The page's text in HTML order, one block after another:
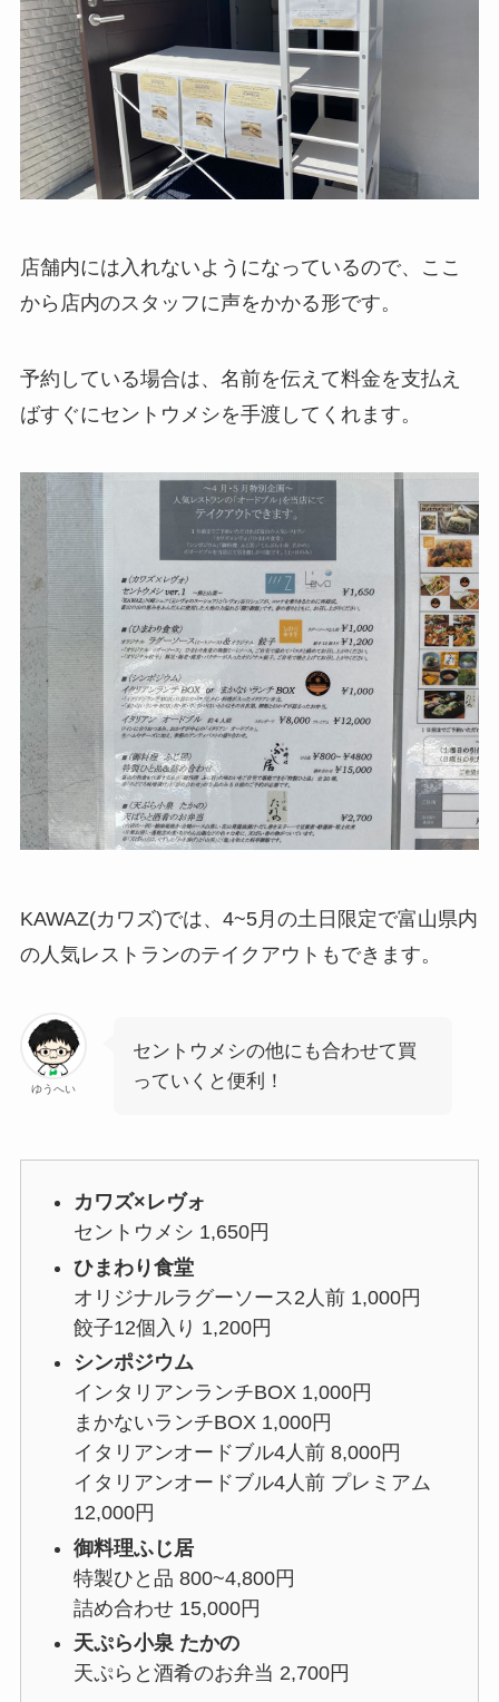
店舗内には入れないようになっているので、ここ
から店内のスタッフに声をかかる形です。
予約している場合は、名前を伝えて料金を支払え
ばすぐにセントウメシを手渡してくれます。
KAWAZ(カワズ)では、4~5月の土日限定で富山県内
の人気レストランのテイクアウトもできます。
ゆうへい
セントウメシの他にも合わせて買
っていくと便利！
カワズ×レヴォ
セントウメシ 1,650円
ひまわり食堂
オリジナルラグーソース2人前 1,000円
餃子12個入り 1,200円
シンポジウム
インタリアンランチBOX 1,000円
まかないランチBOX 1,000円
イタリアンオードブル4人前 8,000円
イタリアンオードブル4人前 プレミアム
12,000円
御料理ふじ居
特製ひと品 800~4,800円
詰め合わせ 15,000円
天ぷら小泉 たかの
天ぷらと酒肴のお弁当 2,700円